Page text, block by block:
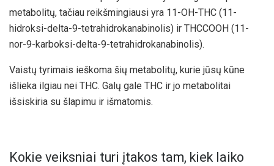
metabolitų, tačiau reikšmingiausi yra 11-OH-THC (11-
hidroksi-delta-9-tetrahidrokanabinolis) ir THCCOOH (11-
nor-9-karboksi-delta-9-tetrahidrokanabinolis).
Vaistų tyrimais ieškoma šių metabolitų, kurie jūsų kūne
išlieka ilgiau nei THC. Galų gale THC ir jo metabolitai
išsiskiria su šlapimu ir išmatomis.
Kokie veiksniai turi įtakos tam, kiek laiko